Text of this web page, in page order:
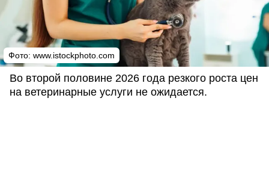
Фото: www.istockphoto.com
Во второй половине 2026 года резкого роста цен
на ветеринарные услуги не ожидается.